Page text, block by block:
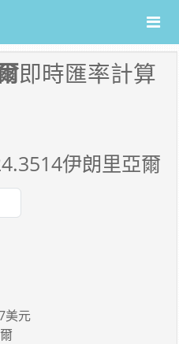
即時匯率計算
伊朗里亞爾
美元